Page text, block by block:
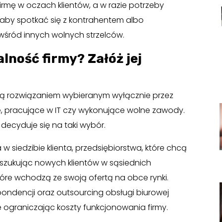
w oczach klientów, a w razie potrzeby
spotkać się z kontrahentem albo
innych wolnych strzelców.
firmy? Załóż jej
rozwiązaniem wybieranym wyłącznie przez
w IT czy wykonujące wolne zawody.
się na taki wybór.
siedzibie klienta, przedsiębiorstwa, które chcą
nowych klientów w sąsiednich
wchodzą ze swoją ofertą na obce rynki.
oraz outsourcing obsługi biurowej
koszty funkcjonowania firmy.